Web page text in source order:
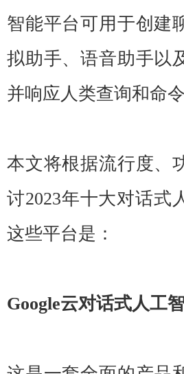
智能平台可用于创建
拟助手、语音助手以
并响应人类查询和命令
本文将根据流行度、
讨2023年十大对话式
这些平台是：
Google云对话式人工